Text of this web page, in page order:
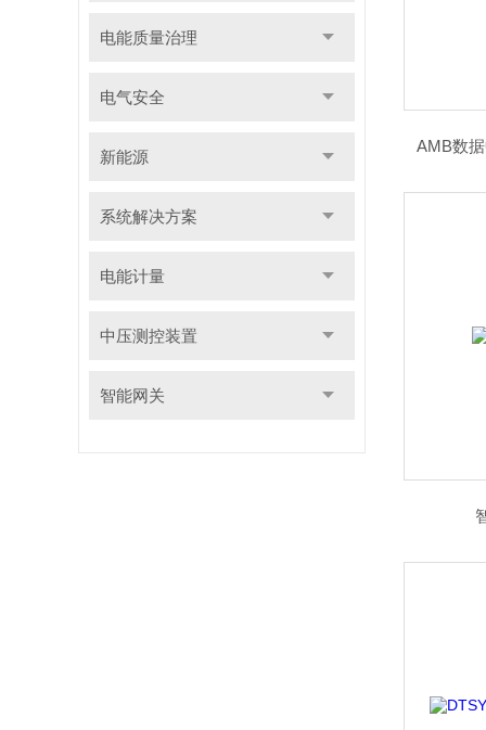
电能质量治理
电气安全
新能源
系统解决方案
电能计量
中压测控装置
智能网关
AMB数